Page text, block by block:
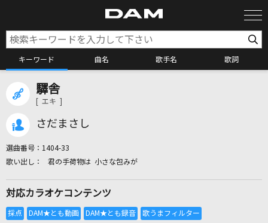
キーワード 曲名 歌手名 歌詞
全国りれき
驛舎
[ エキ ]
さだまさし
選曲番号： 1404-33
君の手荷物は 小さな包みが
対応カラオケコンテンツ